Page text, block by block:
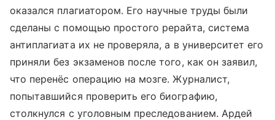
оказался плагиатором. Его научные труды были
сделаны с помощью простого рерайта, система
антиплагиата их не проверяла, а в университет его
приняли без экзаменов после того, как он заявил,
что перенёс операцию на мозге. Журналист,
попытавшийся проверить его биографию,
столкнулся с уголовным преследованием. Ардей